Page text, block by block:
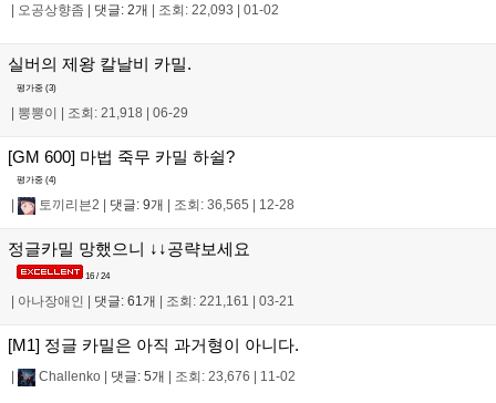
오공상향좀 댓글: 2개 조회: 22,093 01-02
실버의 제왕 칼날비 카밀.
평가중 (3)
| 뽕뽕이 | 조회: 21,918 | 06-29
[GM 600] 마법 죽무 카밀 하쉴?
평가중 (4)
토끼리븐2 댓글: 9개 조회: 36,565 12-28
정글카밀 망했으니 ↓↓공략보세요
16 / 24
아나장애인 댓글: 61개 조회: 221,161 03-21
[M1] 정글 카밀은 아직 과거형이 아니다.
Challenko 댓글: 5개 조회: 23,676 11-02